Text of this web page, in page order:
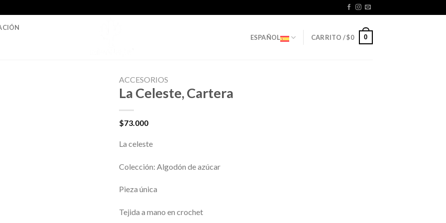
ESPAÑOL CARRITO /$0 0
ACCESORIOS
La Celeste, Cartera
$73.000
La celeste
Colección: Algodón de azúcar
Pieza única
Tejida a mano en crochet